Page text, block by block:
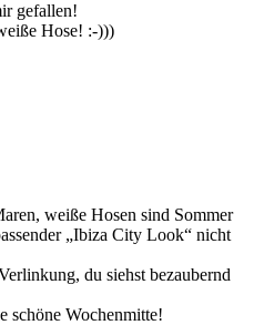
gefallen!
Hose! :-)))
weiße Hosen sind Sommer
„Ibiza City Look“ nicht
du siehst bezaubernd
schöne Wochenmitte!